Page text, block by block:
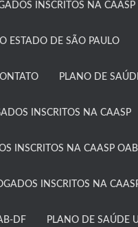
INSCRITOS NA CAASP​
ESTADO DE SÃO PAULO​
PLANO DE
INSCRITOS NA CAASP
INSCRITOS NA CAASP OAB
INSCRITOS NA
DF​ PLANO DE SAÚDE